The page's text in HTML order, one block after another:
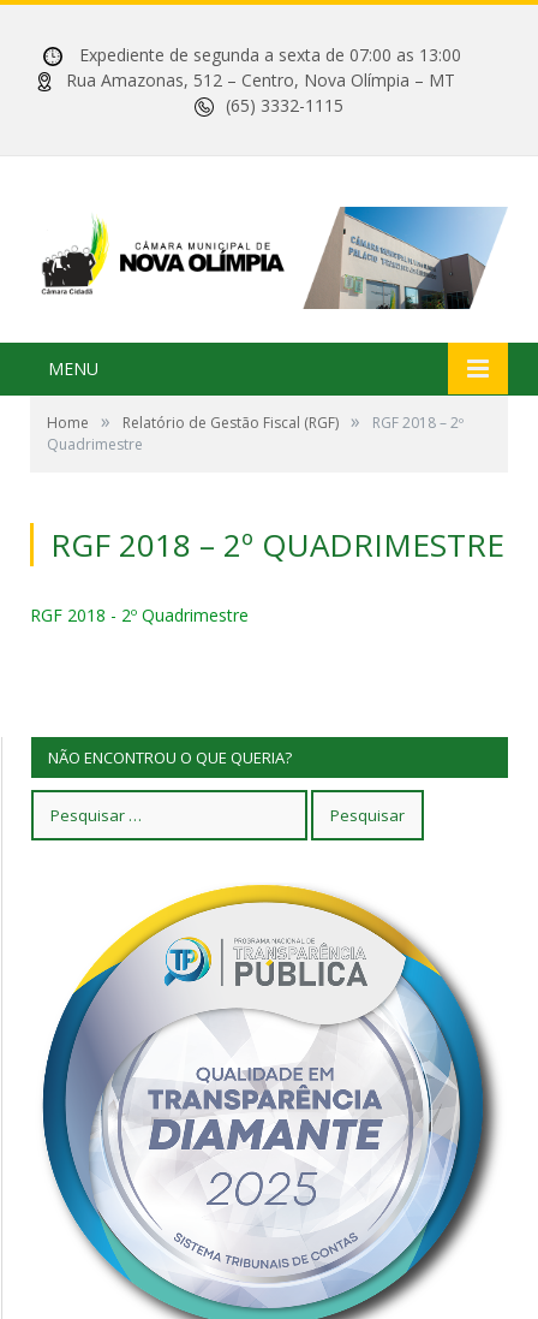
Expediente de segunda a sexta de 07:00 as 13:00
Rua Amazonas, 512 – Centro, Nova Olímpia – MT
(65) 3332-1115
MENU
Home » Relatório de Gestão Fiscal (RGF) »
RGF 2018 – 2º
Quadrimestre
RGF 2018 – 2º QUADRIMESTRE
RGF 2018 - 2º Quadrimestre
NÃO ENCONTROU O QUE QUERIA?